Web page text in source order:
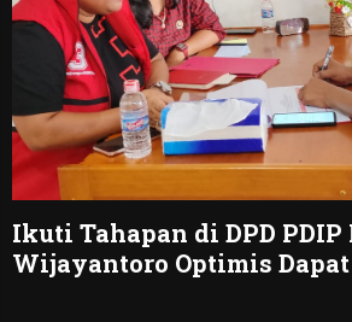
Ikuti Tahapan di DPD PDIP
Wijayantoro Optimis